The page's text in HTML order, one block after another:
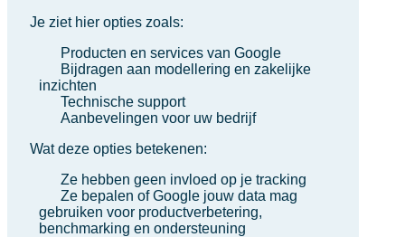
Je ziet hier opties zoals:
Producten en services van Google
Bijdragen aan modellering en zakelijke
inzichten
Technische support
Aanbevelingen voor uw bedrijf
Wat deze opties betekenen:
Ze hebben geen invloed op je tracking
Ze bepalen of Google jouw data mag
gebruiken voor productverbetering,
benchmarking en ondersteuning